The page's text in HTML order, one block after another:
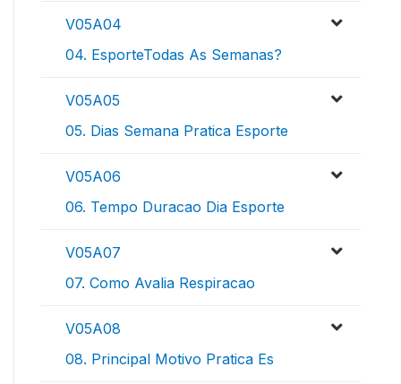
V05A04
04. EsporteTodas As Semanas?
V05A05
05. Dias Semana Pratica Esporte
V05A06
06. Tempo Duracao Dia Esporte
V05A07
07. Como Avalia Respiracao
V05A08
08. Principal Motivo Pratica Es